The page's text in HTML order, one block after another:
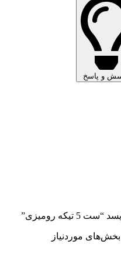
و پاسخ
رومیزی”
بخش‌های موردنیاز